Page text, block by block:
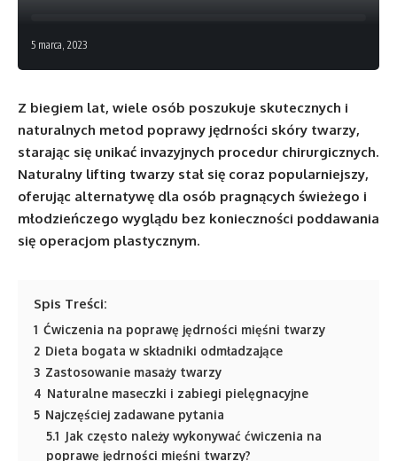
5 marca, 2023
Z biegiem lat, wiele osób poszukuje skutecznych i
naturalnych metod poprawy jędrności skóry twarzy,
starając się unikać invazyjnych procedur chirurgicznych.
Naturalny lifting twarzy stał się coraz popularniejszy,
oferując alternatywę dla osób pragnących świeżego i
młodzieńczego wyglądu bez konieczności poddawania
się operacjom plastycznym.
Spis Treści:
1 Ćwiczenia na poprawę jędrności mięśni twarzy
2 Dieta bogata w składniki odmładzające
3 Zastosowanie masaży twarzy
4 Naturalne maseczki i zabiegi pielęgnacyjne
5 Najczęściej zadawane pytania
5.1 Jak często należy wykonywać ćwiczenia na
poprawę jędrności mięśni twarzy?